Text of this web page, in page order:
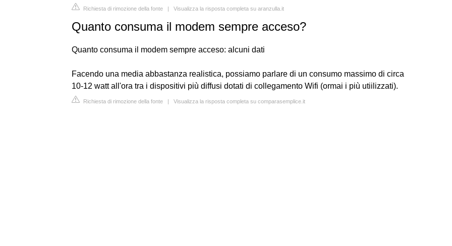
Richiesta di rimozione della fonte | Visualizza la risposta completa su aranzulla.it
Quanto consuma il modem sempre acceso?
Quanto consuma il modem sempre acceso: alcuni dati
Facendo una media abbastanza realistica, possiamo parlare di un consumo massimo di circa
10-12 watt all'ora tra i dispositivi più diffusi dotati di collegamento Wifi (ormai i più utiilizzati).
Richiesta di rimozione della fonte | Visualizza la risposta completa su comparasemplice.it